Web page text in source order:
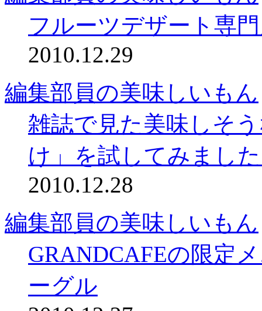
フルーツデザート専
2010.12.29
編集部員の美味しいもん
雑誌で見た美味しそ
け」を試してみまし
2010.12.28
編集部員の美味しいもん
GRANDCAFEの限定
ーグル